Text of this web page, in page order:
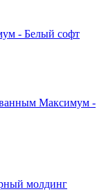
- Белый софт
Максимум -
молдинг